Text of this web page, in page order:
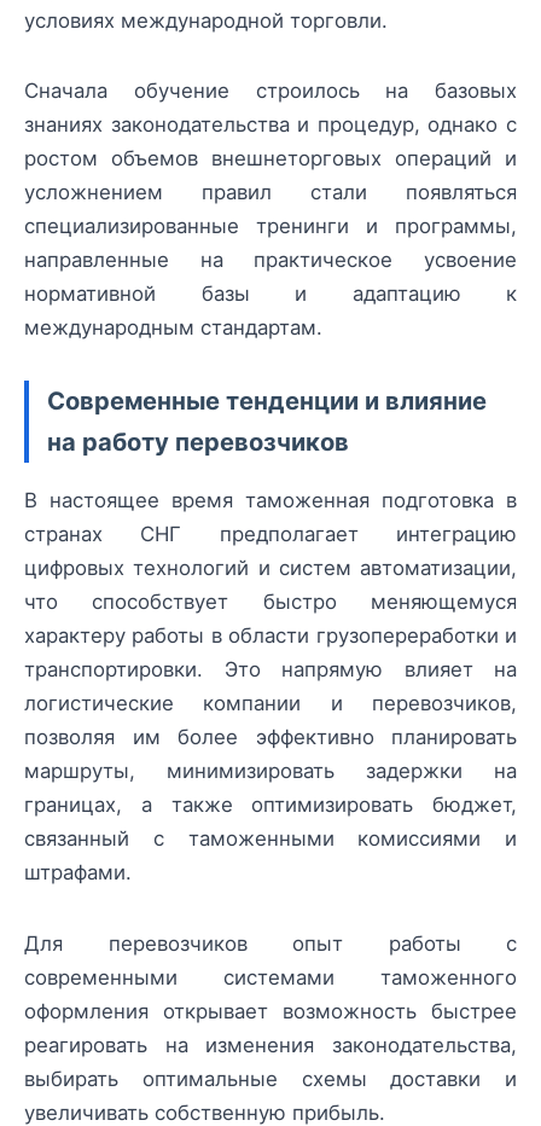
условиях международной торговли.
Сначала обучение строилось на базовых
знаниях законодательства и процедур, однако с
ростом объемов внешнеторговых операций и
усложнением правил стали появляться
специализированные тренинги и программы,
направленные на практическое усвоение
нормативной базы и адаптацию к
международным стандартам.
Современные тенденции и влияние
на работу перевозчиков
В настоящее время таможенная подготовка в
странах СНГ предполагает интеграцию
цифровых технологий и систем автоматизации,
что способствует быстро меняющемуся
характеру работы в области грузопереработки и
транспортировки. Это напрямую влияет на
логистические компании и перевозчиков,
позволяя им более эффективно планировать
маршруты, минимизировать задержки на
границах, а также оптимизировать бюджет,
связанный с таможенными комиссиями и
штрафами.
Для перевозчиков опыт работы с
современными системами таможенного
оформления открывает возможность быстрее
реагировать на изменения законодательства,
выбирать оптимальные схемы доставки и
увеличивать собственную прибыль.